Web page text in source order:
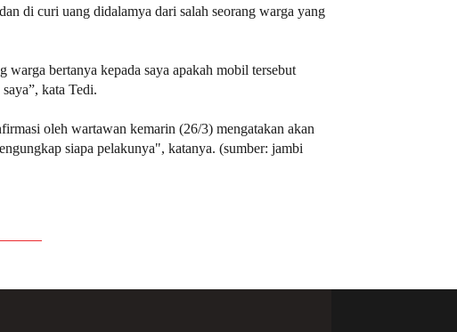
di curi uang didalamya dari salah seorang warga yang
warga bertanya kepada saya apakah mobil tersebut
kata Tedi.
oleh wartawan kemarin (26/3) mengatakan akan
siapa pelakunya", katanya. (sumber: jambi